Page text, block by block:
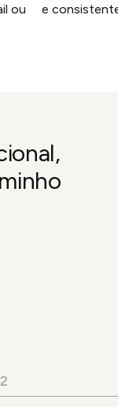
ou
e
2